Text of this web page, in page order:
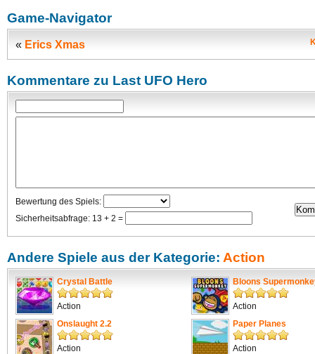
Game-Navigator
« Erics Xmas
Kommentare zu Last UFO Hero
Bewertung des Spiels:
Sicherheitsabfrage: 13 + 2 =
Andere Spiele aus der Kategorie: Action
Crystal Battle
Action
Bloons
Action
Onslaught 2.2
Action
Paper Planes
Action